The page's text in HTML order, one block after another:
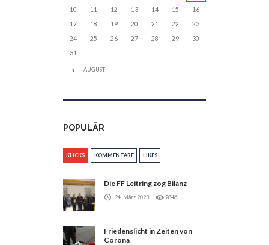
AUGUST
10
11 12 13 14 15
16
17
18 19 20 21 22
23
24
25 26 27 28 29
30
31
POPULÄR
KLICKS KOMMENTARE LIKES
Die FF Leitring zog Bilanz
24. März 2023 2846
Friedenslicht in Zeiten von
Corona